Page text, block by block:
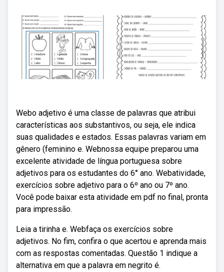
Webo adjetivo é uma classe de palavras que atribui
características aos substantivos, ou seja, ele indica
suas qualidades e estados. Essas palavras variam em
gênero (feminino e. Webnossa equipe preparou uma
excelente atividade de língua portuguesa sobre
adjetivos para os estudantes do 6° ano. Webatividade,
exercícios sobre adjetivo para o 6º ano ou 7º ano.
Você pode baixar esta atividade em pdf no final, pronta
para impressão.
Leia a tirinha e. Webfaça os exercícios sobre
adjetivos. No fim, confira o que acertou e aprenda mais
com as respostas comentadas. Questão 1 indique a
alternativa em que a palavra em negrito é.